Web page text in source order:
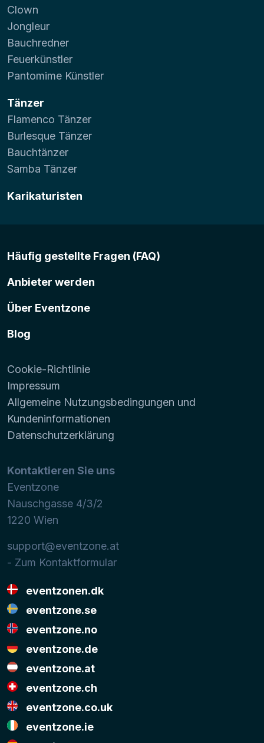
Clown
Jongleur
Bauchredner
Feuerkünstler
Pantomime Künstler
Tänzer
Flamenco Tänzer
Burlesque Tänzer
Bauchtänzer
Samba Tänzer
Karikaturisten
Häufig gestellte Fragen (FAQ)
Anbieter werden
Über Eventzone
Blog
Cookie-Richtlinie
Impressum
Allgemeine Nutzungsbedingungen und
Kundeninformationen
Datenschutzerklärung
Kontaktieren Sie uns
Eventzone
Nauschgasse 4/3/2
1220 Wien
support@eventzone.at
- Zum Kontaktformular
eventzonen.dk
eventzone.se
eventzone.no
eventzone.de
eventzone.at
eventzone.ch
eventzone.co.uk
eventzone.ie